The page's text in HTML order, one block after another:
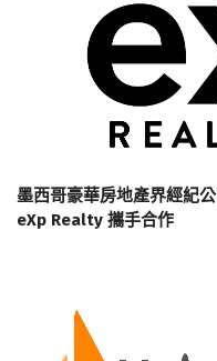
墨西哥豪華房地產界經紀
eXp Realty 攜手合作